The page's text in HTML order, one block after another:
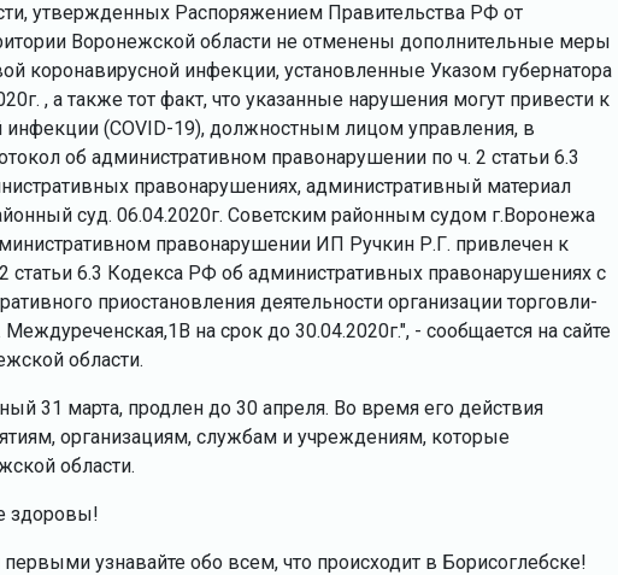
утвержденных Распоряжением Правительства РФ от
Воронежской области не отменены дополнительные меры
коронавирусной инфекции, установленные Указом губернатора
, а также тот факт, что указанные нарушения могут привести к
(COVID-19), должностным лицом управления, в
об административном правонарушении по ч. 2 статьи 6.3
правонарушениях, административный материал
суд. 06.04.2020г. Советским районным судом г.Воронежа
правонарушении ИП Ручкин Р.Г. привлечен к
статьи 6.3 Кодекса РФ об административных правонарушениях с
приостановления деятельности организации торговли-
на срок до 30.04.2020г.", - cообщаетcя на сайте
области.
31 марта, продлен до 30 апреля. Во время его действия
организациям, службам и учреждениям, которые
области.
здоровы!
узнавайте обо всем, что происходит в Борисоглебске!